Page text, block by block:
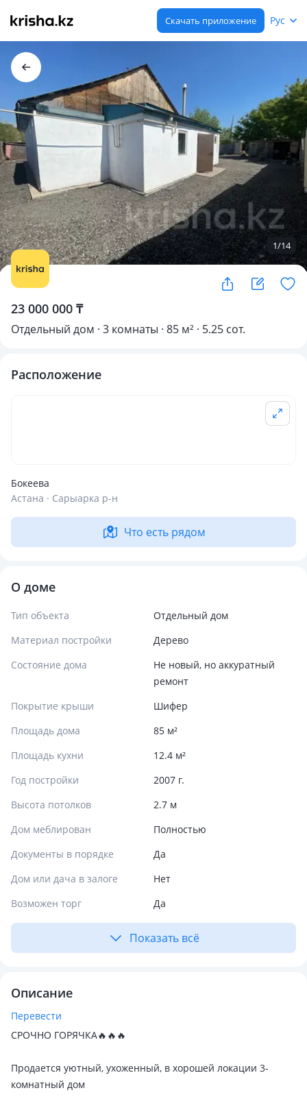
Скачать приложение Рус
1/14
23 000 000 ₸
Отдельный дом · 3 комнаты · 85 м² · 5.25 сот.
Расположение
Бокеева
Астана · Сарыарка р-н
Что есть рядом
О доме
Тип объекта
Отдельный дом
Материал постройки
Дерево
Состояние дома
Не новый, но аккуратный
ремонт
Покрытие крыши
Шифер
Площадь дома
85 м²
Площадь кухни
12.4 м²
Год постройки
2007 г.
Высота потолков
2.7 м
Дом меблирован
Полностью
Документы в порядке
Да
Дом или дача в залоге
Нет
Возможен торг
Да
Показать всё
Описание
Перевести
СРОЧНО ГОРЯЧКА🔥🔥🔥
Продается уютный, ухоженный, в хорошей локации 3-
комнатный дом